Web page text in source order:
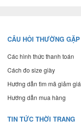
CÂU HỎI THƯỜNG GẶP
Các hình thức thanh toán
Cách đo size giày
Hướng dẫn tìm mã giảm giá
Hướng dẫn mua hàng
TIN TỨC THỜI TRANG